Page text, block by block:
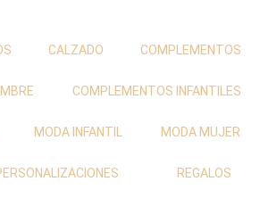
CALZADO COMPLEMENTOS
COMPLEMENTOS INFANTILES
MODA INFANTIL MODA MUJER
REGALOS